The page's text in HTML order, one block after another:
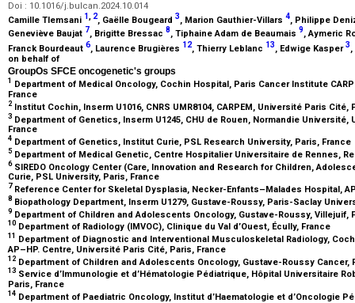
Doi : 10.1016/j.bulcan.2024.10.014
Camille Tlemsani 1 2, Gaëlle Bougeard 3, Marion Gauthier-Villars 4, Philippe
Geneviève Baujat 7, Brigitte Bressac 8, Tiphaine Adam de Beaumais 9, Aymeric
Franck Bourdeaut 6, Laurence Brugières 12, Thierry Leblanc 13, Edwige Kasper3
on behalf of
GroupOs SFCE oncogenetic's groups
1 Department of Medical Oncology, Cochin Hospital, Paris Cancer Institute
France
2 Institut Cochin, Inserm U1016, CNRS UMR8104, CARPEM, Université Paris Cité,
3 Department of Genetics, Inserm U1245, CHU de Rouen, Normandie Université,
France
4 Department of Genetics, Institut Curie, PSL Research University, Paris, France
5 Department of Medical Genetic, Centre Hospitalier Universitaire de Rennes,
6SIREDO Oncology Center (Care, Innovation and Research for Children,
Curie, PSL University, Paris, France
7 Reference Center for Skeletal Dysplasia, Necker-Enfants–Malades Hospital,
8 Biopathology Department, Inserm U1279, Gustave-Roussy, Paris-Saclay
9 Department of Children and Adolescents Oncology, Gustave-Roussy, Villejuif,
10 Department of Radiology (IMVOC), Clinique du Val d’Ouest, Écully, France
11 Department of Diagnostic and Interventional Musculoskeletal Radiology,
AP–HP. Centre, Université Paris Cité, Paris, France
12 Department of Children and Adolescents Oncology, Gustave-Roussy
13 Service d’Immunologie et d’Hématologie Pédiatrique, Hôpital Universitaire
Paris, France
14 Department of Paediatric Oncology, Institut d’Haematologie et d’Oncologie